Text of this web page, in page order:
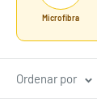
Microfibra
Ordenar por